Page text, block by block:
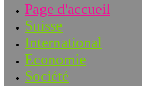
Page d'accueil
Suisse
International
Economie
Société